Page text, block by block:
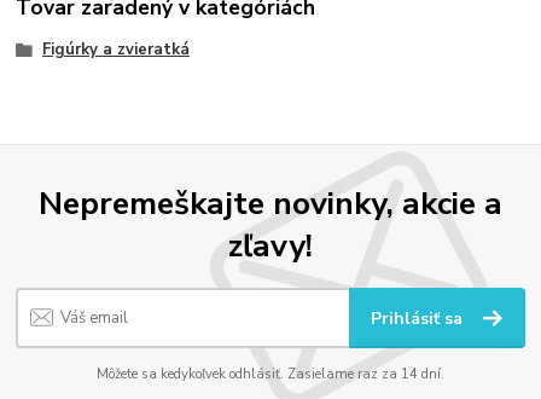
Tovar zaradený v kategóriách
Figúrky a zvieratká
Nepremeškajte novinky, akcie a
zľavy!
Prihlásiť sa
Môžete sa kedykoľvek odhlásiť. Zasielame raz za 14 dní.